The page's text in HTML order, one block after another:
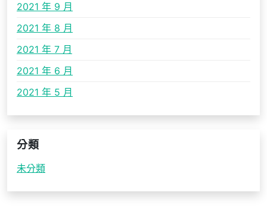
2021 年 9 月
2021 年 8 月
2021 年 7 月
2021 年 6 月
2021 年 5 月
分類
未分類